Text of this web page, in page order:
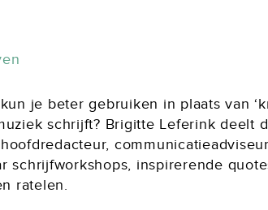
je beter gebruiken in plaats van
schrijft? Brigitte Leferink deelt
schrijfworkshops, inspirerende
ratelen.